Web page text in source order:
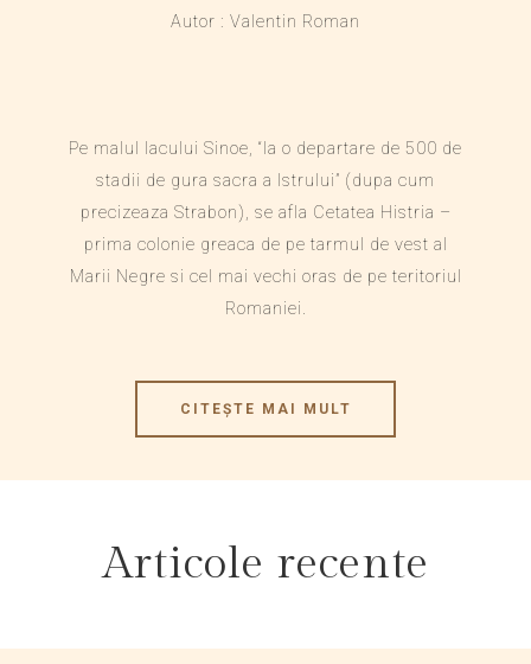
Autor : Valentin Roman
Pe malul lacului Sinoe, “la o departare de 500 de
stadii de gura sacra a Istrului” (dupa cum
precizeaza Strabon), se afla Cetatea Histria –
prima colonie greaca de pe tarmul de vest al
Marii Negre si cel mai vechi oras de pe teritoriul
Romaniei.
CITEȘTE MAI MULT
Articole recente